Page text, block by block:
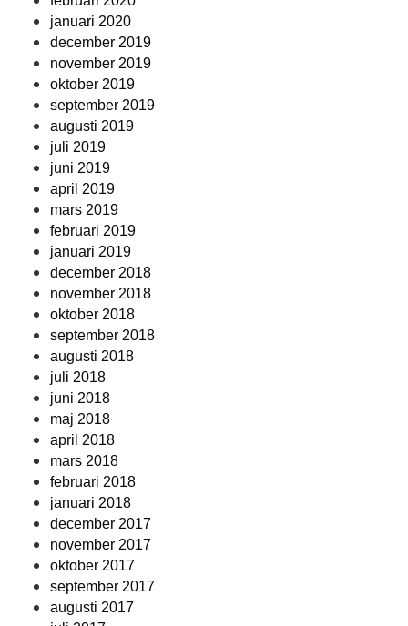
januari 2020
december 2019
november 2019
oktober 2019
september 2019
augusti 2019
juli 2019
juni 2019
april 2019
mars 2019
februari 2019
januari 2019
december 2018
november 2018
oktober 2018
september 2018
augusti 2018
juli 2018
juni 2018
maj 2018
april 2018
mars 2018
februari 2018
januari 2018
december 2017
november 2017
oktober 2017
september 2017
augusti 2017